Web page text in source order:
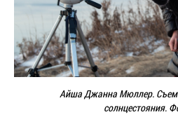
Айша Джанна Мюллер.
солнцестояния.